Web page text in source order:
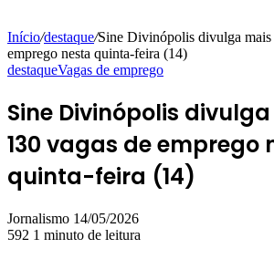
Início/destaque/Sine Divinópolis divulga mais
emprego nesta quinta-feira (14)
destaqueVagas de emprego
Sine Divinópolis
130 vagas de emprego
quinta-feira (14)
Jornalismo Mande
um
14/05/2026
592 1 minuto de leitura